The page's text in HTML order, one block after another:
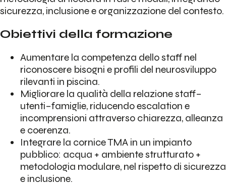
sicurezza, inclusione e organizzazione del contesto.
Obiettivi della formazione
Aumentare la competenza dello staff nel
riconoscere bisogni e profili del neurosviluppo
rilevanti in piscina.
Migliorare la qualità della relazione staff–
utenti–famiglie, riducendo escalation e
incomprensioni attraverso chiarezza, alleanza
e coerenza.
Integrare la cornice TMA in un impianto
pubblico: acqua + ambiente strutturato +
metodologia modulare, nel rispetto di sicurezza
e inclusione.